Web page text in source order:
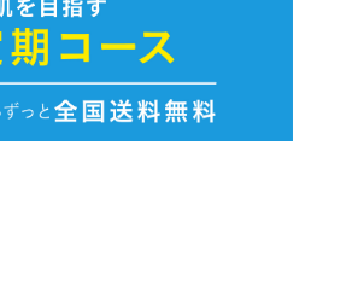
Nutrient Glow